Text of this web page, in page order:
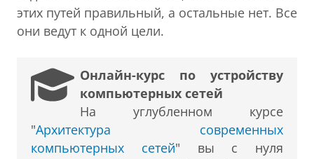
этих путей правильный, а остальные нет. Все
они ведут к одной цели.
Онлайн-курс по устройству
компьютерных сетей
На углубленном курсе
"Архитектура современных
компьютерных сетей" вы с нуля